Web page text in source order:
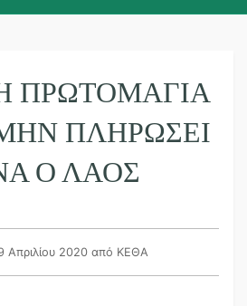
ΠΡΩΤΟΜΑΓΙΆ
ΠΛΗΡΏΣΕΙ
Ο ΛΑΌΣ
Απριλίου 2020 από ΚΕΘΑ